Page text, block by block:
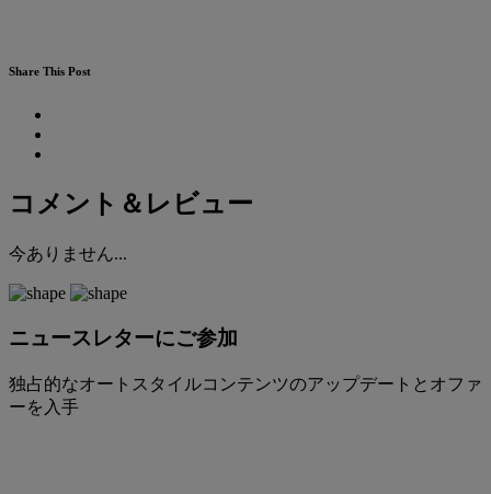
Share This Post
コメント＆レビュー
今ありません...
ニュースレターにご参加
独占的なオートスタイルコンテンツのアップデートとオファ
ーを入手